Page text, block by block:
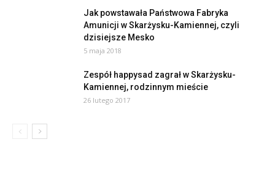
Jak powstawała Państwowa Fabryka
Amunicji w Skarżysku-Kamiennej, czyli
dzisiejsze Mesko
5 maja 2018
Zespół happysad zagrał w Skarżysku-
Kamiennej, rodzinnym mieście
26 lutego 2017